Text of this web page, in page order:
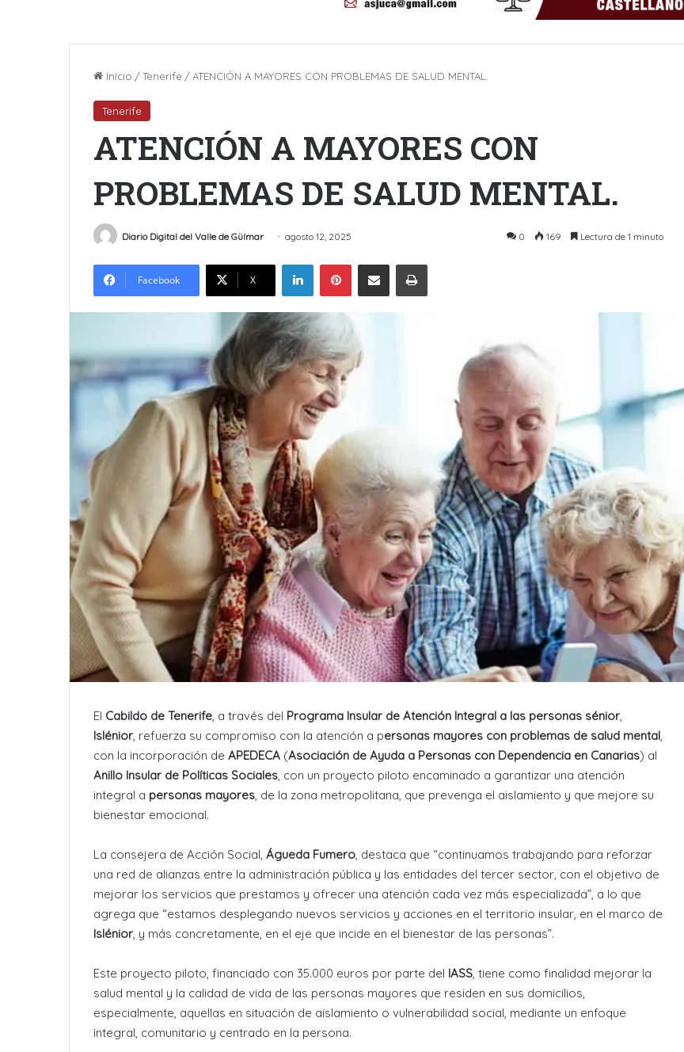
Inicio /Tenerife /ATENCIÓN A MAYORES CON PROBLEMAS DE SALUD MENTAL.
Tenerife
ATENCIÓN A MAYORES CON
PROBLEMAS DE SALUD MENTAL.
Diario Digital del Valle de Güímar agosto 12, 2025 0 169 Lectura de 1 minuto
Facebook X
LinkedInPinterestCompartir por Email Imprimir
El Cabildo de Tenerife, a través del Programa Insular de Atención Integral a las personas sénior,
Islénior, refuerza su compromiso con la atención a personas mayores con problemas de salud mental,
con la incorporación de APEDECA (Asociación de Ayuda a Personas con Dependencia en Canarias) al
Anillo Insular de Políticas Sociales, con un proyecto piloto encaminado a garantizar una atención
integral a personas mayores, de la zona metropolitana, que prevenga el aislamiento y que mejore su
bienestar emocional.
La consejera de Acción Social, Águeda Fumero, destaca que “continuamos trabajando para reforzar
una red de alianzas entre la administración pública y las entidades del tercer sector, con el objetivo de
mejorar los servicios que prestamos y ofrecer una atención cada vez más especializada”, a lo que
agrega que “estamos desplegando nuevos servicios y acciones en el territorio insular, en el marco de
Islénior, y más concretamente, en el eje que incide en el bienestar de las personas”.
Este proyecto piloto, financiado con 35.000 euros por parte del IASS, tiene como finalidad mejorar la
salud mental y la calidad de vida de las personas mayores que residen en sus domicilios,
especialmente, aquellas en situación de aislamiento o vulnerabilidad social, mediante un enfoque
integral, comunitario y centrado en la persona.